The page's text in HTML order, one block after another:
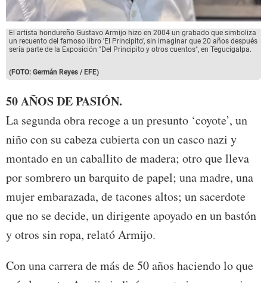
El artista hondureño Gustavo Armijo hizo en 2004 un grabado que simboliza
un recuento del famoso libro 'El Principito', sin imaginar que 20 años después
sería parte de la Exposición "Del Principito y otros cuentos", en Tegucigalpa.
(FOTO: Germán Reyes / EFE)
50 AÑOS DE PASIÓN.
La segunda obra recoge a un presunto ‘coyote’, un
niño con su cabeza cubierta con un casco nazi y
montado en un caballito de madera; otro que lleva
por sombrero un barquito de papel; una madre, una
mujer embarazada, de tacones altos; un sacerdote
que no se decide, un dirigente apoyado en un bastón
y otros sin ropa, relató Armijo.
Con una carrera de más de 50 años haciendo lo que